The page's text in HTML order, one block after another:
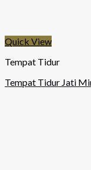
Quick View
Tempat Tidur
Tempat Tidur Jati